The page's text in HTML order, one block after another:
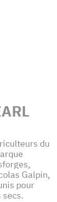
du
Galpin,
pour